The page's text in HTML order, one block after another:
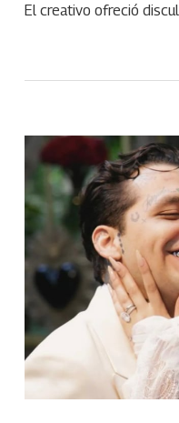
El creativo ofreció